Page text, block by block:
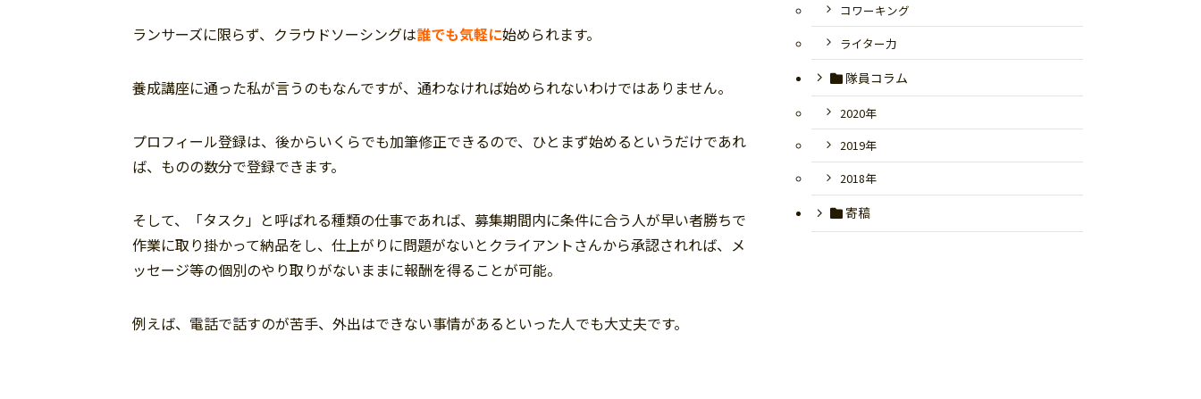
ランサーズに限らず、クラウドソーシングは誰でも気軽に始められます。
養成講座に通った私が言うのもなんですが、通わなければ始められないわけではありません。
プロフィール登録は、後からいくらでも加筆修正できるので、ひとまず始めるというだけであれ
ば、ものの数分で登録できます。
そして、「タスク」と呼ばれる種類の仕事であれば、募集期間内に条件に合う人が早い者勝ちで
作業に取り掛かって納品をし、仕上がりに問題がないとクライアントさんから承認されれば、メ
ッセージ等の個別のやり取りがないままに報酬を得ることが可能。
例えば、電話で話すのが苦手、外出はできない事情があるといった人でも大丈夫です。
コワーキング
ライター力
隊員コラム
2020年
2019年
2018年
寄稿